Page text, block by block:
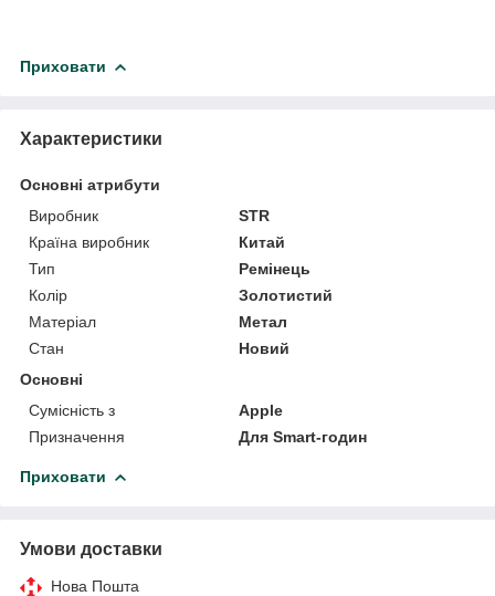
Приховати
Характеристики
Основні атрибути
Виробник
STR
Країна виробник
Китай
Тип
Ремінець
Колір
Золотистий
Матеріал
Метал
Стан
Новий
Основні
Сумісність з
Apple
Призначення
Для Smart-годин
Приховати
Умови доставки
Нова Пошта